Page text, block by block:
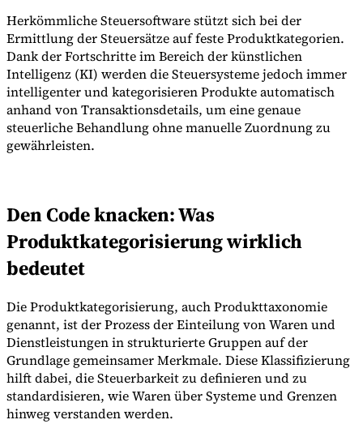
GolfregionAufbau eines Kontrollrahmens für indirekte
Steuern Kohlenstoffsteuern und Umweltabgaben
Herkömmliche Steuersoftware stützt sich bei der
Ermittlung der Steuersätze auf feste Produktkategorien.
Dank der Fortschritte im Bereich der künstlichen
Intelligenz (KI) werden die Steuersysteme jedoch immer
intelligenter und kategorisieren Produkte automatisch
anhand von Transaktionsdetails, um eine genaue
steuerliche Behandlung ohne manuelle Zuordnung zu
gewährleisten.
Den Code knacken: Was
Produktkategorisierung wirklich
bedeutet
Die Produktkategorisierung, auch Produkttaxonomie
genannt, ist der Prozess der Einteilung von Waren und
Dienstleistungen in strukturierte Gruppen auf der
Grundlage gemeinsamer Merkmale. Diese Klassifizierung
hilft dabei, die Steuerbarkeit zu definieren und zu
standardisieren, wie Waren über Systeme und Grenzen
hinweg verstanden werden.